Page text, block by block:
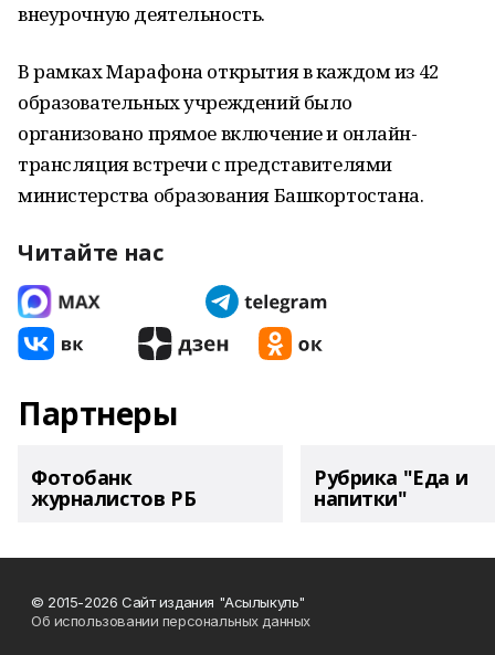
внеурочную деятельность.
В рамках Марафона открытия в каждом из 42
образовательных учреждений было
организовано прямое включение и онлайн-
трансляция встречи с представителями
министерства образования Башкортостана.
Читайте нас
Партнеры
Фотобанк
журналистов РБ
Рубрика "Еда и
напитки"
© 2015-2026 Сайт издания "Асылыкуль"
Об использовании персональных данных